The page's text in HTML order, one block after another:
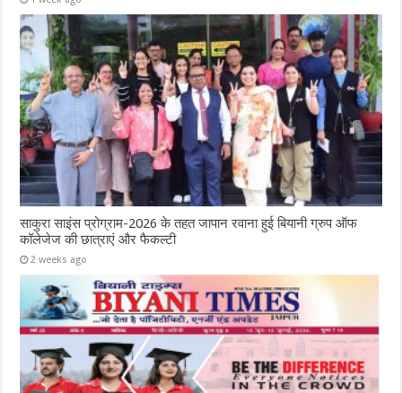
साकुरा साइंस प्रोग्राम-2026 के तहत जापान रवाना हुई बियानी ग्रुप ऑफ
कॉलेजेज की छात्राएं और फैकल्टी
2 weeks ago